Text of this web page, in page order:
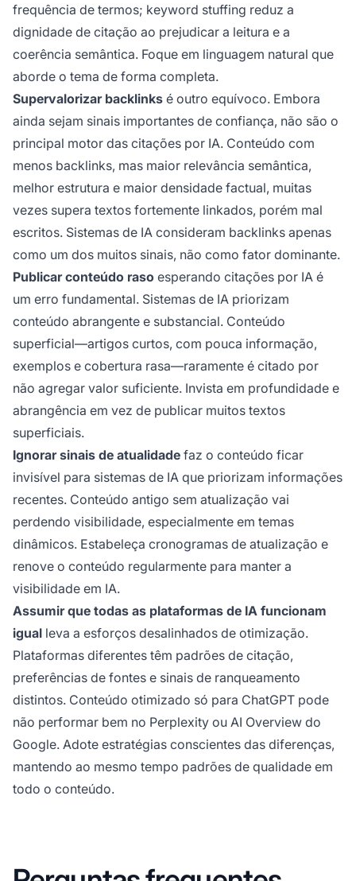
frequência de termos; keyword stuffing reduz a
dignidade de citação ao prejudicar a leitura e a
coerência semântica. Foque em linguagem natural que
aborde o tema de forma completa.
Supervalorizar backlinks é outro equívoco. Embora
ainda sejam sinais importantes de confiança, não são o
principal motor das citações por IA. Conteúdo com
menos backlinks, mas maior relevância semântica,
melhor estrutura e maior densidade factual, muitas
vezes supera textos fortemente linkados, porém mal
escritos. Sistemas de IA consideram backlinks apenas
como um dos muitos sinais, não como fator dominante.
Publicar conteúdo raso esperando citações por IA é
um erro fundamental. Sistemas de IA priorizam
conteúdo abrangente e substancial. Conteúdo
superficial—artigos curtos, com pouca informação,
exemplos e cobertura rasa—raramente é citado por
não agregar valor suficiente. Invista em profundidade e
abrangência em vez de publicar muitos textos
superficiais.
Ignorar sinais de atualidade faz o conteúdo ficar
invisível para sistemas de IA que priorizam informações
recentes. Conteúdo antigo sem atualização vai
perdendo visibilidade, especialmente em temas
dinâmicos. Estabeleça cronogramas de atualização e
renove o conteúdo regularmente para manter a
visibilidade em IA.
Assumir que todas as plataformas de IA funcionam
igual leva a esforços desalinhados de otimização.
Plataformas diferentes têm padrões de citação,
preferências de fontes e sinais de ranqueamento
distintos. Conteúdo otimizado só para ChatGPT pode
não performar bem no Perplexity ou AI Overview do
Google. Adote estratégias conscientes das diferenças,
mantendo ao mesmo tempo padrões de qualidade em
todo o conteúdo.